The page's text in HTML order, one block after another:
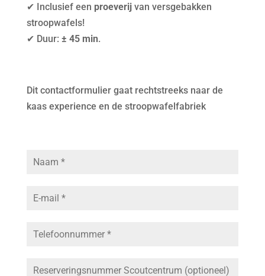
✔ Inclusief een proeverijvan versgebakken
stroopwafels!
✔ Duur: ± 45 min.
Dit contactformulier gaat rechtstreeks naar de
kaas experience en de stroopwafelfabriek